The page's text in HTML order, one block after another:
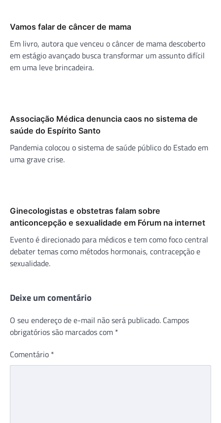
Vamos falar de câncer de mama
Em livro, autora que venceu o câncer de mama descoberto
em estágio avançado busca transformar um assunto difícil
em uma leve brincadeira.
Associação Médica denuncia caos no sistema de
saúde do Espírito Santo
Pandemia colocou o sistema de saúde público do Estado em
uma grave crise.
Ginecologistas e obstetras falam sobre
anticoncepção e sexualidade em Fórum na internet
Evento é direcionado para médicos e tem como foco central
debater temas como métodos hormonais, contracepção e
sexualidade.
Deixe um comentário
O seu endereço de e-mail não será publicado. Campos
obrigatórios são marcados com *
Comentário *